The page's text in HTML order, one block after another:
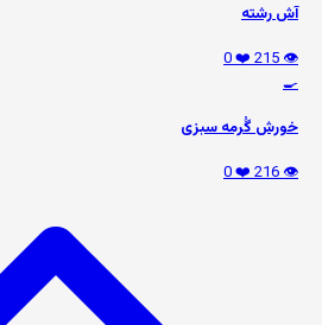
آش رشته
👁️ 215
❤️ 0
🍳
خورش گُرمه سبزی
👁️ 216
❤️ 0